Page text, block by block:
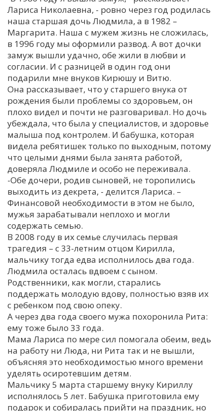
Лариса Николаевна, - ровно через год родилась
наша старшая дочь Людмила, а в 1982 –
Маргарита. Наша с мужем жизнь не сложилась,
в 1996 году мы оформили развод. А вот дочки
замуж вышли удачно, обе жили в любви и
согласии. И с разницей в один год они
подарили мне внуков Кирюшу и Витю.
Она рассказывает, что у старшего внука от
рождения были проблемы со здоровьем, он
плохо видел и почти не разговаривал. Но дочь
убеждала, что была у специалистов, и здоровье
малыша под контролем. И бабушка, которая
видела ребятишек только по выходным, потому
что целыми днями была занята работой,
доверяла Людмиле и особо не переживала.
-Обе дочери, родив сыновей, не торопились
выходить из декрета, - делится Лариса. –
Финансовой необходимости в этом не было,
мужья зарабатывали неплохо и могли
содержать семью.
В 2008 году в их семье случилась первая
трагедия – с 33-летним отцом Кирилла,
мальчику тогда едва исполнилось два года.
Людмила осталась вдвоем с сыном.
Родственники, как могли, старались
поддержать молодую вдову, полностью взяв их
с ребенком под свою опеку.
А через два года своего мужа похоронила Рита:
ему тоже было 33 года.
Мама Лариса по мере сил помогала обеим, ведь
на работу ни Люда, ни Рита так и не вышли,
объясняя это необходимостью много времени
уделять осиротевшим детям.
Мальчику 5 марта старшему внуку Кириллу
исполнялось 5 лет. Бабушка приготовила ему
подарок и собиралась прийти на праздник, но